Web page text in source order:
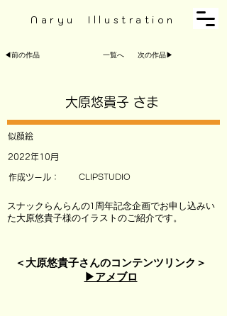
Naryu Illustration
◀︎前の作品 一覧へ 次の作品▶︎
大原悠貴子 さま
似顔絵
2022年10月
CLIPSTUDIO
作成ツール：
スナックらんらんの1周年記念企画でお申し込みい
た大原悠貴子様のイラストのご紹介です。
＜大原悠貴子さんのコンテンツリンク＞
▶︎アメブロ